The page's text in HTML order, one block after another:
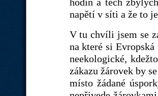
napětí v síti a že to
V tu chvíli jsem se
na které si
neekologické,
zákazu žárovek by
místo žádané